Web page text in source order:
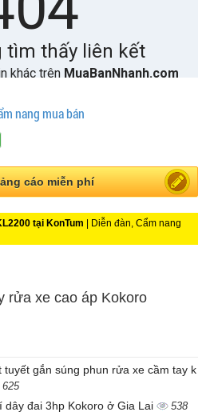
nang mua bán
cáo miễn phí
tại KonTum | Diễn đàn, Cẩm nang
rửa xe cao áp Kokoro
tuyết gắn súng phun rửa xe cầm tay k
625
dây đai 3hp Kokoro ở Gia Lai 538